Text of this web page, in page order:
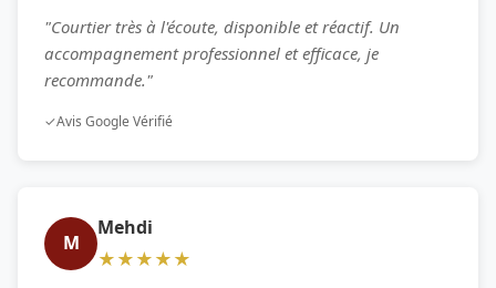
"Courtier très à l'écoute, disponible et réactif. Un
accompagnement professionnel et efficace, je
recommande."
✓Avis Google Vérifié
M
Mehdi
★★★★★